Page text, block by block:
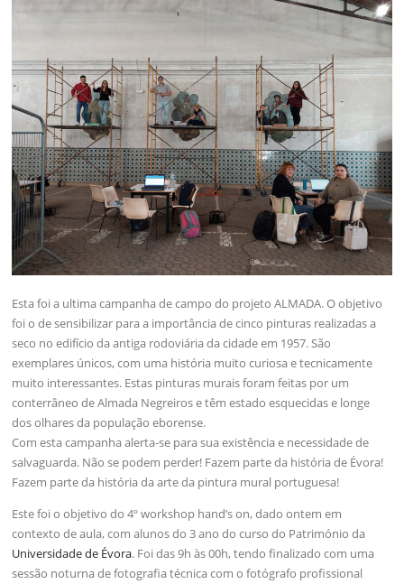
Esta foi a ultima campanha de campo do projeto ALMADA. O objetivo
foi o de sensibilizar para a importância de cinco pinturas realizadas a
seco no edifício da antiga rodoviária da cidade em 1957. São
exemplares únicos, com uma história muito curiosa e tecnicamente
muito interessantes. Estas pinturas murais foram feitas por um
conterrâneo de Almada Negreiros e têm estado esquecidas e longe
dos olhares da população eborense.
Com esta campanha alerta-se para sua existência e necessidade de
salvaguarda. Não se podem perder! Fazem parte da história de Évora!
Fazem parte da história da arte da pintura mural portuguesa!
Este foi o objetivo do 4º workshop hand’s on, dado ontem em
contexto de aula, com alunos do 3 ano do curso do Património da
Universidade de Évora. Foi das 9h às 00h, tendo finalizado com uma
sessão noturna de fotografia técnica com o fotógrafo profissional